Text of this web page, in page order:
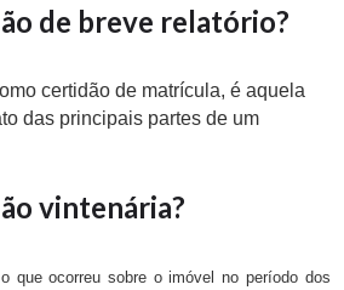
de breve relatório?
certidão de matrícula, é aquela
das principais partes de um
vintenária?
que ocorreu sobre o imóvel no período dos